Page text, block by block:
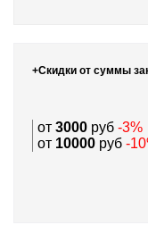
+Скидки от суммы
от 3000 руб -3%
от 10000 руб -